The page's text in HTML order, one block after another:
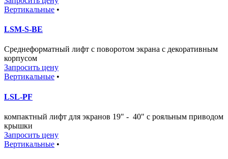
Вертикальные •
LSM-S-BE
Среднеформатный лифт с поворотом экрана с декоративным
корпусом
Запросить цену
Вертикальные •
LSL-PF
компактный лифт для экранов 19" - 40" с рояльным приводом
крышки
Запросить цену
Вертикальные •